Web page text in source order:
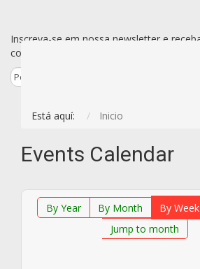
Inscreva-se em nossa newsletter e
conjunto de todas as novidades de uma
Está aquí: Inicio
Events Calendar
By Year By Month By Week
Jump to month